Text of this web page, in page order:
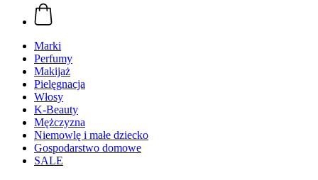
Marki
Perfumy
Makijaż
Pielęgnacja
Włosy
K-Beauty
Mężczyzna
Niemowlę i małe dziecko
Gospodarstwo domowe
SALE